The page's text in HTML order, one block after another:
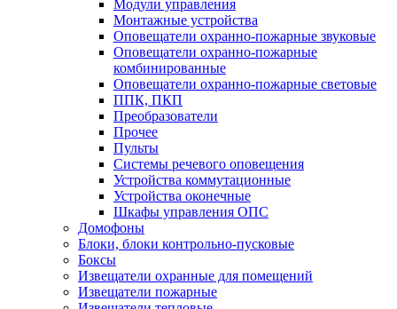
Модули управления
Монтажные устройства
Оповещатели охранно-пожарные звуковые
Оповещатели охранно-пожарные
комбинированные
Оповещатели охранно-пожарные световые
ППК, ПКП
Преобразователи
Прочее
Пульты
Системы речевого оповещения
Устройства коммутационные
Устройства оконечные
Шкафы управления ОПС
Домофоны
Блоки, блоки контрольно-пусковые
Боксы
Извещатели охранные для помещений
Извещатели пожарные